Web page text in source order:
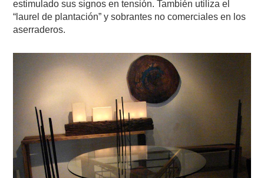
estimulado sus signos en tensión. También utiliza el
“laurel de plantación” y sobrantes no comerciales en los
aserraderos.